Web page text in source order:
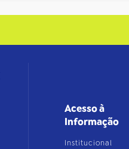
Acesso à
Informação
Institucional